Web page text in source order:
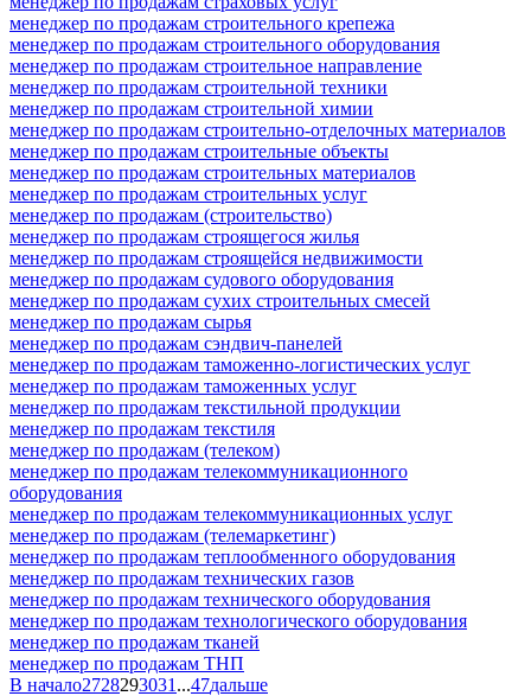
менеджер по продажам строительного крепежа
менеджер по продажам строительного оборудования
менеджер по продажам строительное направление
менеджер по продажам строительной техники
менеджер по продажам строительной химии
менеджер по продажам строительно-отделочных материалов
менеджер по продажам строительные объекты
менеджер по продажам строительных материалов
менеджер по продажам строительных услуг
менеджер по продажам (строительство)
менеджер по продажам строящегося жилья
менеджер по продажам строящейся недвижимости
менеджер по продажам судового оборудования
менеджер по продажам сухих строительных смесей
менеджер по продажам сырья
менеджер по продажам сэндвич-панелей
менеджер по продажам таможенно-логистических услуг
менеджер по продажам таможенных услуг
менеджер по продажам текстильной продукции
менеджер по продажам текстиля
менеджер по продажам (телеком)
менеджер по продажам телекоммуникационного
оборудования
менеджер по продажам телекоммуникационных услуг
менеджер по продажам (телемаркетинг)
менеджер по продажам теплообменного оборудования
менеджер по продажам технических газов
менеджер по продажам технического оборудования
менеджер по продажам технологического оборудования
менеджер по продажам тканей
менеджер по продажам ТНП
В начало2728293031 ...47дальше